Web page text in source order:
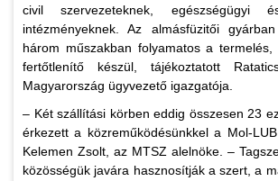
civil szervezeteknek, egészségügyi
intézményeknek. Az almásfüzitői
három műszakban folyamatos a
fertőtlenítő készül, tájékoztatott
Magyarország ügyvezető igazgatója.
– Két szállítási körben eddig összesen 23
érkezett a közreműködésünkkel a Mol-
Kelemen Zsolt, az MTSZ alelnöke. –
közösségük javára hasznosítják a szert, a